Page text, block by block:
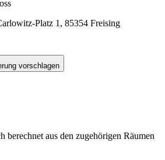
Platz 1, 85354 Freising
vorschlagen
berechnet aus den zugehörigen Räumen